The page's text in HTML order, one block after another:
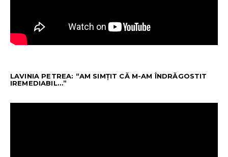
LAVINIA PETREA: “AM SIMȚIT CĂ M-AM ÎNDRĂGOSTIT
IREMEDIABIL…”